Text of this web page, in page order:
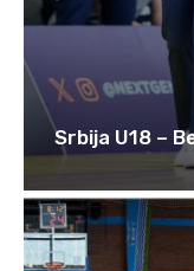
Srbija U18 –